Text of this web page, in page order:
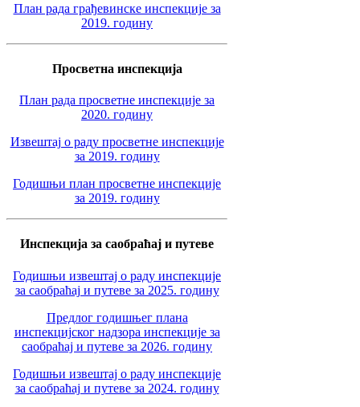
План рада грађевинске инспекције за
2019. годину
Просветна инспекција
План рада просветне инспекције за
2020. годину
Извештај о раду просветне инспекције
за 2019. годину
Годишњи план просветне инспекције
за 2019. годину
Инспекција за саобраћај и путеве
Годишњи извештај о раду инспекције
за саобраћај и путеве за 2025. годину
Предлог годишњег плана
инспекцијског надзора инспекције за
саобраћај и путеве за 2026. годину
Годишњи извештај о раду инспекције
за саобраћај и путеве за 2024. годину